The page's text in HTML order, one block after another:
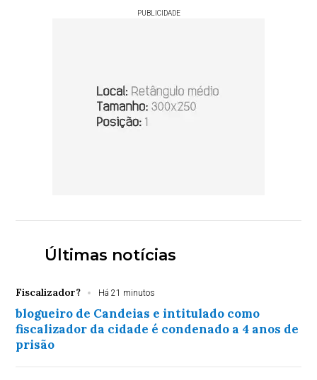
PUBLICIDADE
Últimas notícias
Fiscalizador? Há 21 minutos
blogueiro de Candeias e intitulado como
fiscalizador da cidade é condenado a 4 anos de
prisão